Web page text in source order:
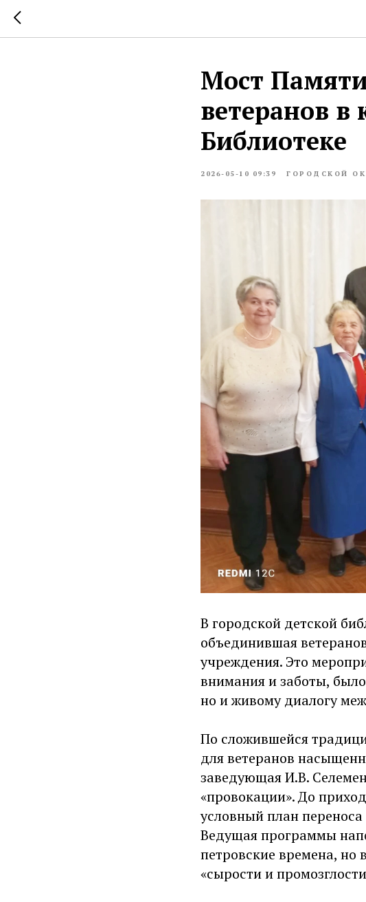
Мост
ветеранов в
Библиотеке
2026-05-10 09:39 ГОРОДСКОЙ
В городской детской
объединившая
учреждения. Это
внимания и заботы,
но и живому диалогу
По сложившейся
для ветеранов
заведующая И.В.
«провокации». До
условный план
Ведущая программы
петровские времена, но
«сырости и